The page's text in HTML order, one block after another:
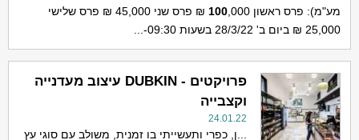
מע"מ): פרס ראשון
100
,000 ₪ פרס שני 45,000 ₪ פרס שלישי
25,000 ₪ ביום ב' 28/3/22 בשעות 09:30-...
פרויקטים - DUBKIN עיצוב מעדנייה
וקצבייה
24.01.22
...ן, כפרי ותעשייתי בו זמנית, משולב עם סוגי עץ